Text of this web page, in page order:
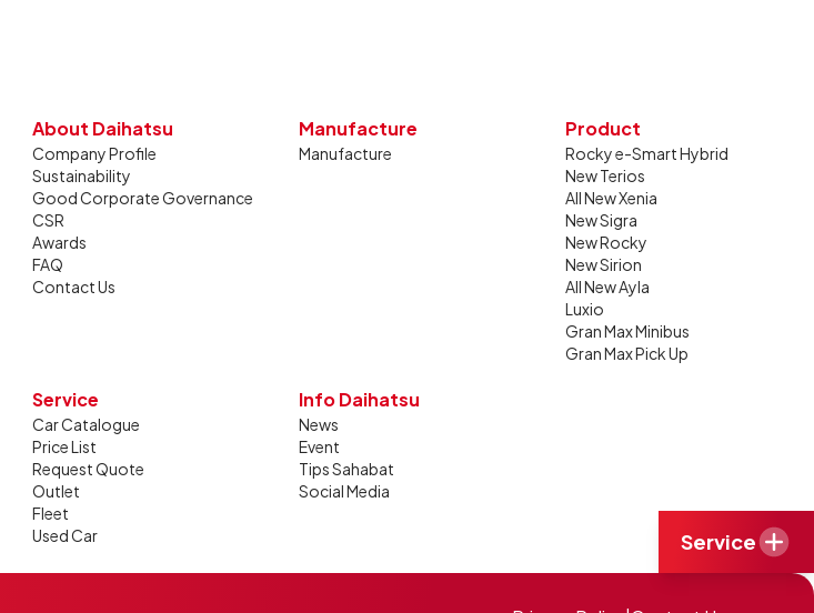
Service
About Daihatsu
Company Profile
Sustainability
Good Corporate Governance
CSR
Awards
FAQ
Contact Us
Manufacture
Manufacture
Product
Rocky e-Smart Hybrid
New Terios
All New Xenia
New Sigra
New Rocky
New Sirion
All New Ayla
Luxio
Gran Max Minibus
Gran Max Pick Up
Service
Car Catalogue
Price List
Request Quote
Outlet
Fleet
Used Car
Info Daihatsu
News
Event
Tips Sahabat
Social Media